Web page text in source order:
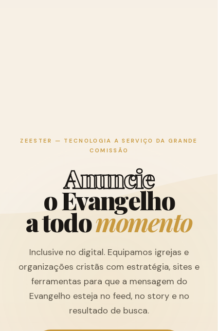
ZEESTER — TECNOLOGIA A SERVIÇO DA GRANDE
COMISSÃO
Anuncie
oEvangelho
atodomomento
Inclusive no digital. Equipamos igrejas e
organizações cristãs com estratégia, sites e
ferramentas para que a mensagem do
Evangelho esteja no feed, no story e no
resultado de busca.